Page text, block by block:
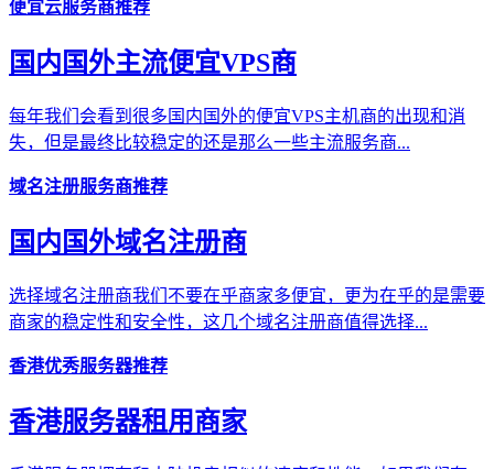
便宜云服务商推荐
国内国外主流便宜VPS商
每年我们会看到很多国内国外的便宜VPS主机商的出现和消
失，但是最终比较稳定的还是那么一些主流服务商...
域名注册服务商推荐
国内国外域名注册商
选择域名注册商我们不要在乎商家多便宜，更为在乎的是需要
商家的稳定性和安全性，这几个域名注册商值得选择...
香港优秀服务器推荐
香港服务器租用商家